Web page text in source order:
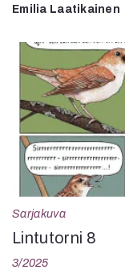
Emilia Laatikainen
Sarjakuva
Lintutorni 8
3/2025